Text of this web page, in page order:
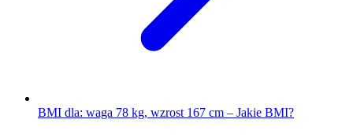
BMI dla: waga 78 kg, wzrost 167 cm – Jakie BMI?